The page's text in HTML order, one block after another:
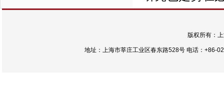
版权所有：
地址：上海市莘庄工业区春东路528号 电话：+86-